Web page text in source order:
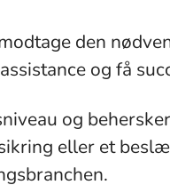
den
og få
og
eller et